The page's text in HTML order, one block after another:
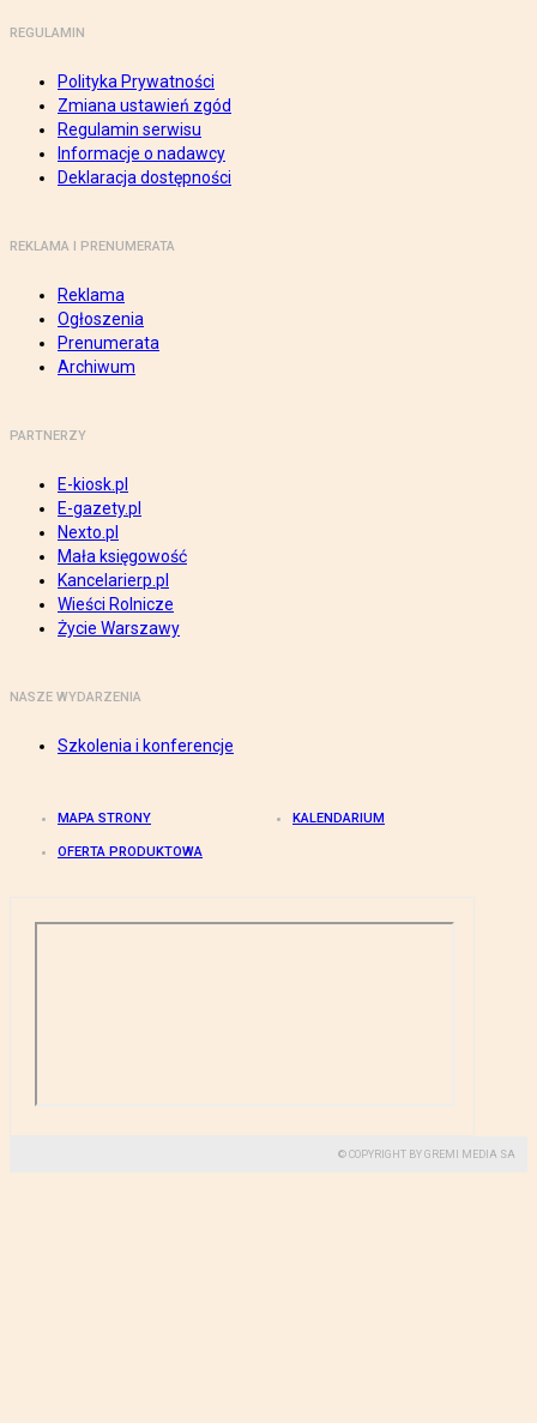
REGULAMIN
Polityka Prywatności
Zmiana ustawień zgód
Regulamin serwisu
Informacje o nadawcy
Deklaracja dostępności
REKLAMA I PRENUMERATA
Reklama
Ogłoszenia
Prenumerata
Archiwum
PARTNERZY
E-kiosk.pl
E-gazety.pl
Nexto.pl
Mała księgowość
Kancelarierp.pl
Wieści Rolnicze
Życie Warszawy
NASZE WYDARZENIA
Szkolenia i konferencje
MAPA STRONY KALENDARIUM
OFERTA PRODUKTOWA
© COPYRIGHT BY GREMI MEDIA SA